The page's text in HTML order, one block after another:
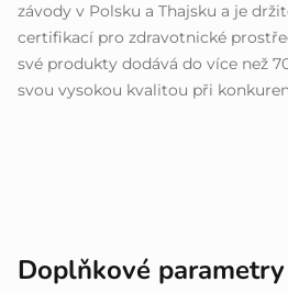
závody v Polsku a Thajsku a je
certifikací pro zdravotnické
své produkty dodává do více než
svou vysokou kvalitou při
Doplňkové parametry